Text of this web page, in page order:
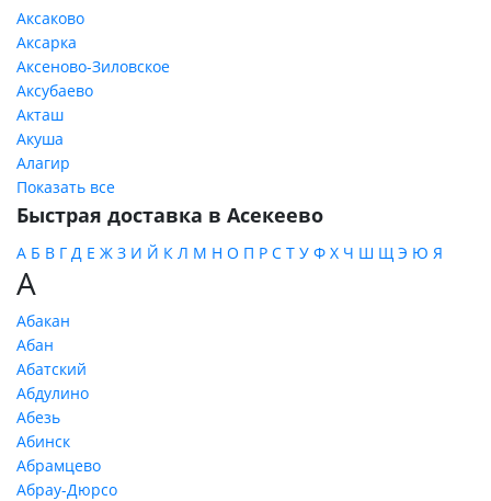
Аксаково
Аксарка
Аксеново-Зиловское
Аксубаево
Акташ
Акуша
Алагир
Показать все
Быстрая доставка в Асекеево
А Б В Г Д Е Ж З И Й К Л М Н О П Р С Т У Ф Х Ч Ш Щ Э Ю Я
А
Абакан
Абан
Абатский
Абдулино
Абезь
Абинск
Абрамцево
Абрау-Дюрсо